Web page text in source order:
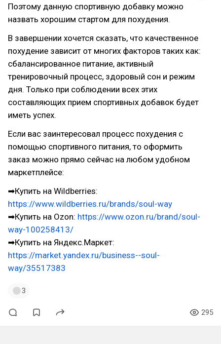
Поэтому данную спортивную добавку можно
назвать хорошим стартом для похудения.
В завершении хочется сказать, что качественное
похудение зависит от многих факторов таких как:
сбалансированное питание, активный
тренировочный процесс, здоровый сон и режим
дня. Только при соблюдении всех этих
составляющих прием спортивных добавок будет
иметь успех.
Если вас заинтересовал процесс похудения с
помощью спортивного питания, то оформить
заказ можно прямо сейчас на любом удобном
маркетплейсе:
➡Купить на Wildberries:
https://www.wildberries.ru/brands/soul-way
➡Купить на Ozon: https://www.ozon.ru/brand/soul-
way-100258413/
➡Купить на Яндекс.Маркет:
https://market.yandex.ru/business--soul-
way/35517383
3
295